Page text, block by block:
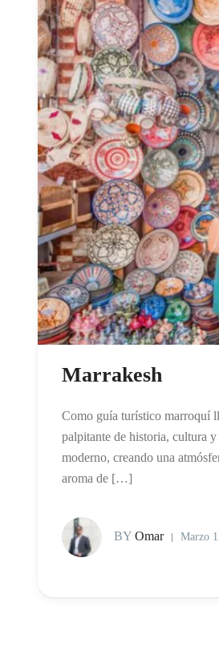
Marrakesh
Como guía turístico marroquí
palpitante de historia, cultura
moderno, creando una
aroma de […]
BY Omar Marzo